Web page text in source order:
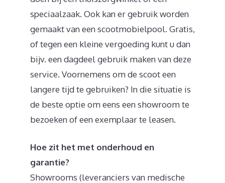
speciaalzaak. Ook kan er gebruik worden
gemaakt van een scootmobielpool. Gratis,
of tegen een kleine vergoeding kunt u dan
bijv. een dagdeel gebruik maken van deze
service. Voornemens om de scoot een
langere tijd te gebruiken? In die situatie is
de beste optie om eens een showroom te
bezoeken of een exemplaar te leasen.
Hoe zit het met onderhoud en
garantie?
Showrooms (leveranciers van medische